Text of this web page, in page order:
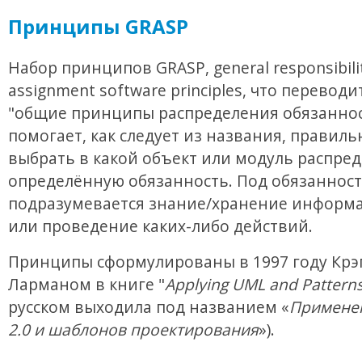
Принципы GRASP
Набор принципов GRASP, general
assignment software principles, что
"общие принципы распределения
помогает, как следует из названия,
выбрать в какой объект или модуль
определённую обязанность. Под
подразумевается знание/хранение
или проведение каких-либо действий.
Принципы сформулированы в 1997 году
Ларманом в книге "Applying UML and
русском выходила под названием «
2.0 и шаблонов проектирования»).